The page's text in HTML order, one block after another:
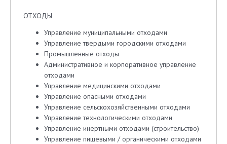
ОТХОДЫ
Управление муниципальными отходами
Управление твердыми городскими отходами
Промышленные отходы
Административное и корпоративное управление
отходами
Управление медицинскими отходами
Управление опасными отходами
Управление сельскохозяйственными отходами
Управление технологическими отходами
Управление инертными отходами (строительство)
Управление пищевыми / органическими отходами